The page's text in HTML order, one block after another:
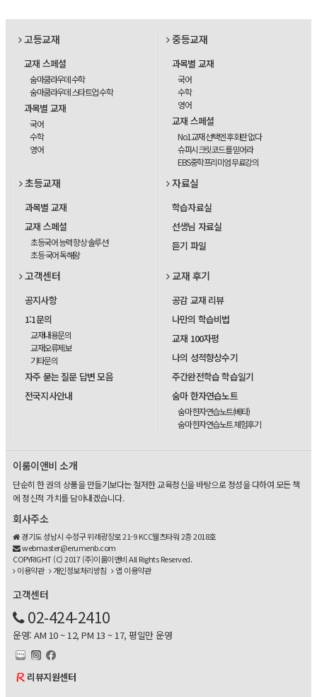
고등교재
교재 스페셜
숨마쿰라우데 수학
숨마쿰라우데 스타트업 수학
과목별 교재
국어
수학
영어
중등교재
과목별 교재
국어
수학
영어
교재 스페셜
No1교재 선택엔 후회란 없다
슈퍼시크릿코드를 믿어라
EBS중학프리미엄 무료강의
초등교재
과목별 교재
교재 스페셜
초등국어 능력 향상 솔루션
초등 국어 독해왕
자료실
학습자료실
선생님 자료실
듣기 파일
고객센터
공지사항
1:1문의
교재내용문의
교재오류제보
기타문의
자주 묻는 질문 답변 모음
전국지사안내
교재 후기
공감 교재 리뷰
나만의 학습비법
교재 100자평
나의 성적향상수기
주간완전학습 학습일기
숨마 한자연습노트
숨마 한자연습노트(베타)
숨마 한자연습노트 체험후기
이룸이앤비 소개
단순히 한 권의 상품을 만들기보다는 철저한 교육정신을 바탕으로 정성을 다하여 모든 책
에 정신적 가치를 담아내겠습니다.
회사주소
경기도 성남시 수정구 위례광장로 21-9 KCC웰츠타워 2층 2018호
webmaster@erumenb.com
COPYRIGHT (C) 2017 (주)이룸이앤비 All Rights Reserved.
이용약관
개인정보처리방침 앱 이용약관
고객센터
02-424-2410
운영: AM 10 ~ 12, PM 13 ~ 17, 평일만 운영
리뷰지원센터